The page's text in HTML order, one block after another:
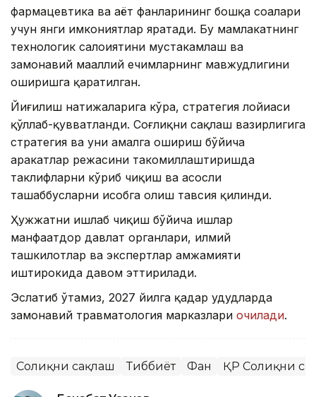
фармацевтика ва ҳаёт фанларининг бошқа соҳалари
учун янги имкониятлар яратади. Бу мамлакатнинг
технологик салоҳиятини мустаҳкамлаш ва
замонавий маҳаллий ечимларнинг мавжудлигини
оширишга қаратилган.
Йиғилиш натижаларига кўра, стратегия лойиҳаси
қўллаб-қувватланди. Соғлиқни сақлаш вазирлигига
стратегия ва уни амалга ошириш бўйича
ҳаракатлар режасини такомиллаштиришда
таклифларни кўриб чиқиш ва асосли
ташаббусларни ҳисобга олиш тавсия қилинди.
Ҳужжатни ишлаб чиқиш бўйича ишлар
манфаатдор давлат органлари, илмий
ташкилотлар ва экспертлар ҳамжамияти
иштирокида давом эттирилади.
Эслатиб ўтамиз, 2027 йилга қадар ҳудудларда
замонавий травматология марказлари очилади.
Соғлиқни сақлаш Тиббиёт Фан ҚР Соғлиқни